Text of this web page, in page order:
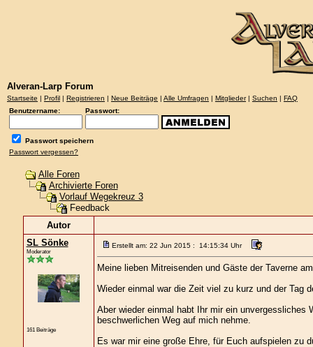
Alveran-Larp Forum
Startseite | Profil | Registrieren | Neue Beiträge | Alle Umfragen | Mitglieder| Suchen | FAQ
Benutzername:
Passwort:
Passwort speichern
Passwort vergessen?
Alle Foren
Archivierte Foren
Vorlauf Wegekreuz 3
Feedback
Autor
SL Sönke
Moderator
161 Beiträge
Erstellt am: 22 Jun 2015 : 14:15:34 Uhr
Meine lieben Mitreisenden und Gäste der Taverne
Wieder einmal war die Zeit viel zu kurz und der Tag
Aber wieder einmal habt Ihr mir ein unvergessliches
beschwerlichen Weg auf mich nehme.
Es war mir eine große Ehre, für Euch aufspielen zu